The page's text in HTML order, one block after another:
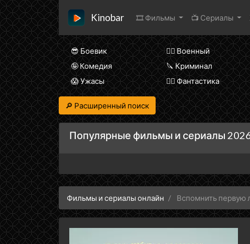
Kinobar 🎞 Фильмы 📺 Сериалы
😎 Боевик 👨‍✈️ Военный
🤪 Комедия
🔪 Криминал
😱 Ужасы
🧙‍♀️ Фантастика
🔎 Расширенный поиск
Популярные фильмы и сериалы
Фильмы и сериалы онлайн Вспомнить первую